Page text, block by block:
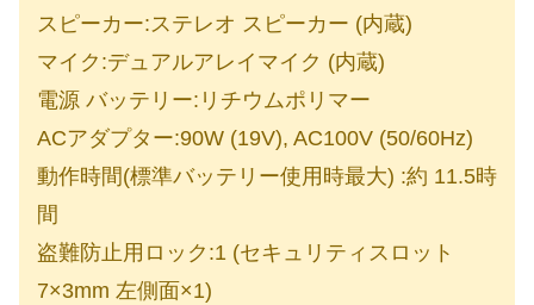
スピーカー:ステレオ スピーカー (内蔵)
マイク:デュアルアレイマイク (内蔵)
電源 バッテリー:リチウムポリマー
ACアダプター:90W (19V), AC100V (50/60Hz)
動作時間(標準バッテリー使用時最大) :約 11.5時
間
盗難防止用ロック:1 (セキュリティスロット
7×3mm 左側面×1)